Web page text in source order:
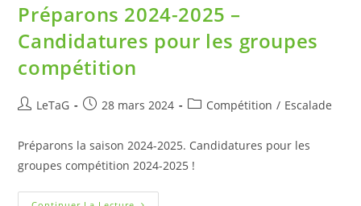
Préparons 2024-2025 –
Candidatures pour les groupes
compétition
LeTaG 28 mars 2024 Compétition / Escalade
Préparons la saison 2024-2025. Candidatures pour les
groupes compétition 2024-2025 !